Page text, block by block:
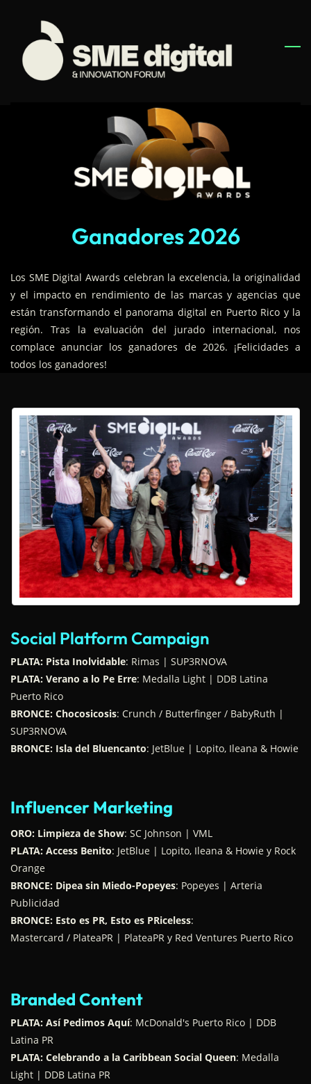
main
content
Ganadores 2026
Los SME Digital Awards celebran la excelencia, la originalidad
y el impacto en rendimiento de las marcas y agencias que
están transformando el panorama digital en Puerto Rico y la
región. Tras la evaluación del jurado internacional, nos
complace anunciar los ganadores de 2026. ¡Felicidades a
todos los ganadores!
Social Platform Campaign
PLATA: Pista Inolvidable: Rimas | SUP3RNOVA
PLATA: Verano a lo Pe Erre: Medalla Light | DDB Latina
Puerto Rico
BRONCE: Chocosicosis: Crunch / Butterfinger / BabyRuth |
SUP3RNOVA
BRONCE: Isla del Bluencanto: JetBlue | Lopito, Ileana & Howie
Influencer Marketing
ORO: Limpieza de Show: SC Johnson | VML
PLATA: Access Benito: JetBlue | Lopito, Ileana & Howie y Rock
Orange
BRONCE: Dipea sin Miedo-Popeyes: Popeyes | Arteria
Publicidad
BRONCE: Esto es PR, Esto es PRiceless:
Mastercard / PlateaPR | PlateaPR y Red Ventures Puerto Rico
Branded Content
PLATA: Así Pedimos Aquí: McDonald's Puerto Rico | DDB
Latina PR
PLATA: Celebrando a la Caribbean Social Queen: Medalla
Light | DDB Latina PR